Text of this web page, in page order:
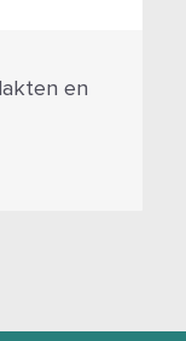
en